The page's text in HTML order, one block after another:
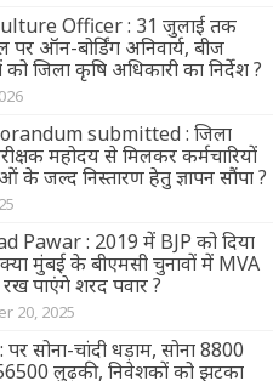
Officer : 31 जुलाई तक
पर ऑन-बोर्डिंग अनिवार्य, बीज
को जिला कृषि अधिकारी का निर्देश ?
submitted : जिला
महोदय से मिलकर कर्मचारियों
के जल्द निस्तारण हेतु ज्ञापन सौंपा ?
Pawar : 2019 में BJP को दिया
मुंबई के बीएमसी चुनावों में MVA
पाएंगे शरद पवार ?
20, 2025
पर सोना-चांदी धड़ाम, सोना 8800
56500 लुढ़की, निवेशकों को झटका